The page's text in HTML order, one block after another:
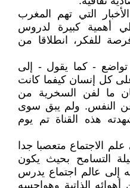
التي تهم المغرب
أهمية كبيرة لدروس
للفكر، انطلاقا من
تواضع - كما يقول - إلى
كل إنسان كيفما كانت
ما لفن السخرية من
عن النفس. ولم يبق سوى
هذه القناة تم يوم
الاجتماع متعصبا جدا
التسامح بحيث يكون
إلى عالم اجتماع يدرس
أهوائه الذاتية وهواجسه